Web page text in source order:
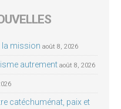
la mission août 8, 2026
autrement août 8, 2026
catéchuménat, paix et